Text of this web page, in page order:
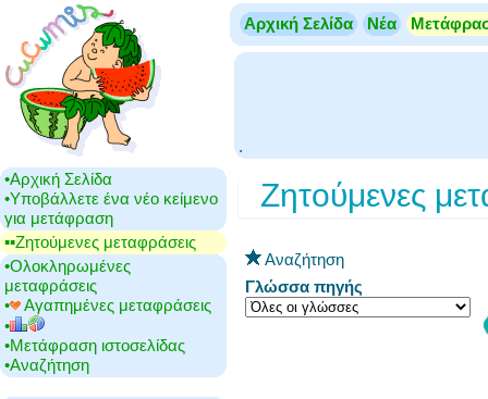
Αρχική Σελίδα Νέα
.
•‎Αρχική Σελίδα
•‎Υποβάλλετε ένα νέο κείμενο
για μετάφραση
▪▪‎Ζητούμενες μεταφράσεις
•‎Ολοκληρωμένες
μεταφράσεις
•‎
Αγαπημένες μεταφράσεις
•‎
•‎Μετάφραση ιστοσελίδας
•‎Αναζήτηση
Ζητούμενες
Αναζήτηση
Γλώσσα πηγής